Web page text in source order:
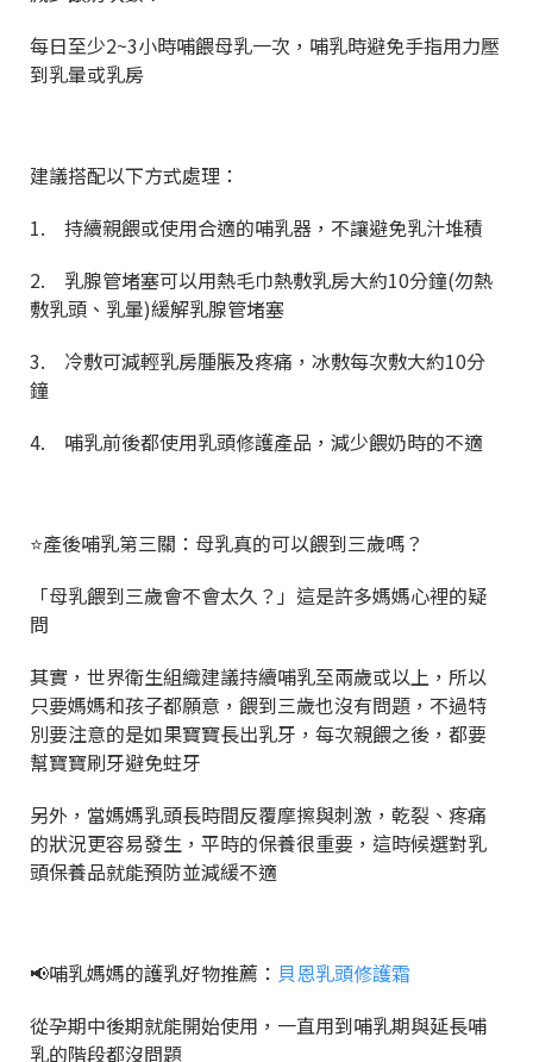
每日至少2~3小時哺餵母乳一次，哺乳時避免手指用力壓
到乳暈或乳房
建議搭配以下方式處理：
1. 持續親餵或使用合適的哺乳器，不讓避免乳汁堆積
2. 乳腺管堵塞可以用熱毛巾熱敷乳房大約10分鐘(勿熱
敷乳頭、乳暈)緩解乳腺管堵塞
3. 冷敷可減輕乳房腫脹及疼痛，冰敷每次敷大約10分
鐘
4. 哺乳前後都使用乳頭修護產品，減少餵奶時的不適
⭐產後哺乳第三關：母乳真的可以餵到三歲嗎？
「母乳餵到三歲會不會太久？」這是許多媽媽心裡的疑
問
其實，世界衛生組織建議持續哺乳至兩歲或以上，所以
只要媽媽和孩子都願意，餵到三歲也沒有問題，不過特
別要注意的是如果寶寶長出乳牙，每次親餵之後，都要
幫寶寶刷牙避免蛀牙
另外，當媽媽乳頭長時間反覆摩擦與刺激，乾裂、疼痛
的狀況更容易發生，平時的保養很重要，這時候選對乳
頭保養品就能預防並減緩不適
📢哺乳媽媽的護乳好物推薦： 貝恩乳頭修護霜
從孕期中後期就能開始使用，一直用到哺乳期與延長哺
乳的階段都沒問題